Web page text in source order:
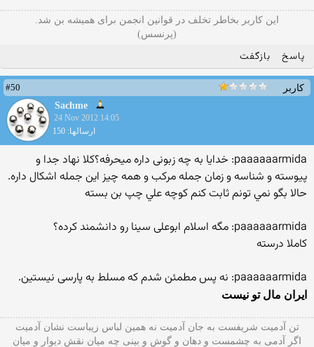
این کاربر بخاطر تخلف در قوانین انجمن برای همیشه بن شد.
(پرنسس)
پاسخ بازگفت
کاربر
#50
Sachme
24 Nov 2012 14:05
ارسالها: 150
paaaaaarmida: خدایا به چه زبونی داره میحرفه؟کلا نهاد جدا و
پیوسته و شناسه و زمان جمله مرکب و همه چیز این جمله اشکال داره.
حالا بگو نمي تونم ثابت كنم كوچه علي چپ بن بسته
paaaaaarmida: مگه اسلام ابوعلی سینا رو دانشمند کرده؟
كاملا درسته
paaaaaarmida: نه پس مطمئن شدم که مسلط به پارسی نیستین.
ايران مال تو نيست
تن آدمیت شریفست به جان آدمیت نه همین لباس زیباست نشان آدمیت
اگر آدمی به چشمست و دهان و گوش و بينی چه میان نقش دیوار و میان